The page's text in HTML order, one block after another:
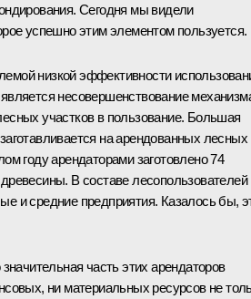
Сегодня мы видели
успешно этим элементом пользуется.
низкой эффективности
несовершенствование
участков в пользование. Большая
на арендованных лесных
году арендаторами заготовлено 74
В составе лесопользователей
и средние предприятия. Казалось бы,
часть этих арендаторов
ни материальных ресурсов не